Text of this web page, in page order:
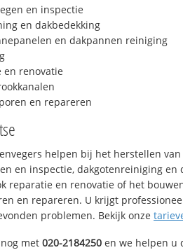
en inspectie
en dakbedekking
en dakpannen reiniging
en renovatie
en repareren
helpen bij het herstellen van
en inspectie, dakgotenreiniging en
reparatie en renovatie of het
en repareren. U krijgt
problemen. Bekijk onze
met 020-2184250 en we helpen u